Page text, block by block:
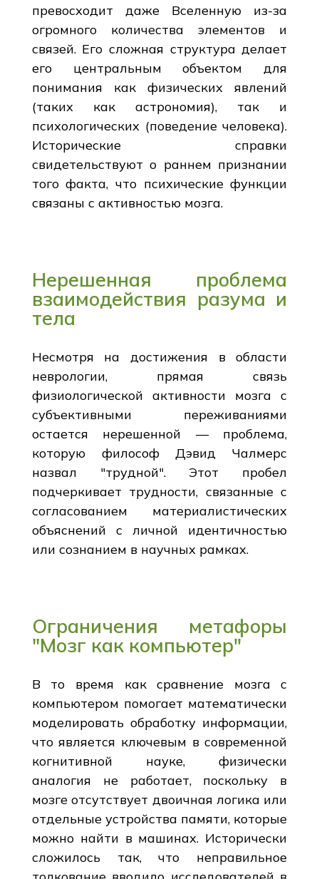
превосходит даже Вселенную из-за
огромного количества элементов и
связей. Его сложная структура делает
его центральным объектом для
понимания как физических явлений
(таких как астрономия), так и
психологических (поведение человека).
Исторические справки
свидетельствуют о раннем признании
того факта, что психические функции
связаны с активностью мозга.
Нерешенная проблема
взаимодействия разума и
тела
Несмотря на достижения в области
неврологии, прямая связь
физиологической активности мозга с
субъективными переживаниями
остается нерешенной — проблема,
которую философ Дэвид Чалмерс
назвал "трудной". Этот пробел
подчеркивает трудности, связанные с
согласованием материалистических
объяснений с личной идентичностью
или сознанием в научных рамках.
Ограничения метафоры
"Мозг как компьютер"
В то время как сравнение мозга с
компьютером помогает математически
моделировать обработку информации,
что является ключевым в современной
когнитивной науке, физически
аналогия не работает, поскольку в
мозге отсутствует двоичная логика или
отдельные устройства памяти, которые
можно найти в машинах. Исторически
сложилось так, что неправильное